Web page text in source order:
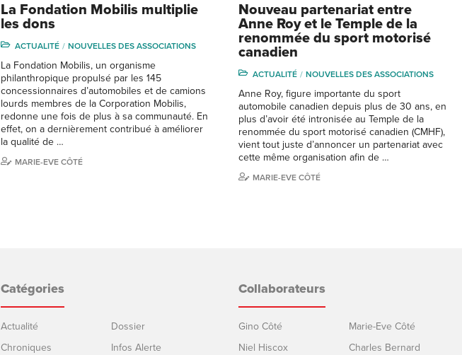
La Fondation Mobilis multiplie
les dons
ACTUALITÉ NOUVELLES DES ASSOCIATIONS
La Fondation Mobilis, un organisme
philanthropique propulsé par les 145
concessionnaires d’automobiles et de camions
lourds membres de la Corporation Mobilis,
redonne une fois de plus à sa communauté. En
effet, on a dernièrement contribué à améliorer
la qualité de …
MARIE-EVE CÔTÉ
Nouveau partenariat entre
Anne Roy et le Temple de la
renommée du sport motorisé
canadien
ACTUALITÉ NOUVELLES DES ASSOCIATIONS
Anne Roy, figure importante du sport
automobile canadien depuis plus de 30 ans, en
plus d’avoir été intronisée au Temple de la
renommée du sport motorisé canadien (CMHF),
vient tout juste d’annoncer un partenariat avec
cette même organisation afin de …
MARIE-EVE CÔTÉ
Catégories
Actualité
Chroniques
Dossier
Infos Alerte
Collaborateurs
Gino Côté
Niel Hiscox
Marie-Eve Côté
Charles Bernard